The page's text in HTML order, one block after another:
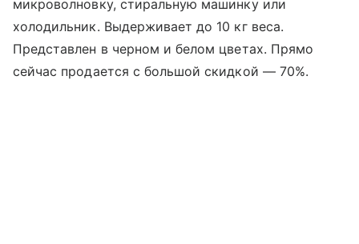
микроволновку, стиральную машинку или
холодильник. Выдерживает до 10 кг веса.
Представлен в черном и белом цветах. Прямо
сейчас продается с большой скидкой —70%.